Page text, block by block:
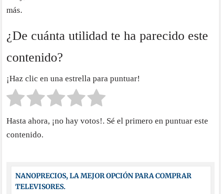
más.
¿De cuánta utilidad te ha parecido este
contenido?
¡Haz clic en una estrella para puntuar!
Hasta ahora, ¡no hay votos!. Sé el primero en puntuar este
contenido.
NANOPRECIOS, LA MEJOR OPCIÓN PARA COMPRAR
TELEVISORES.